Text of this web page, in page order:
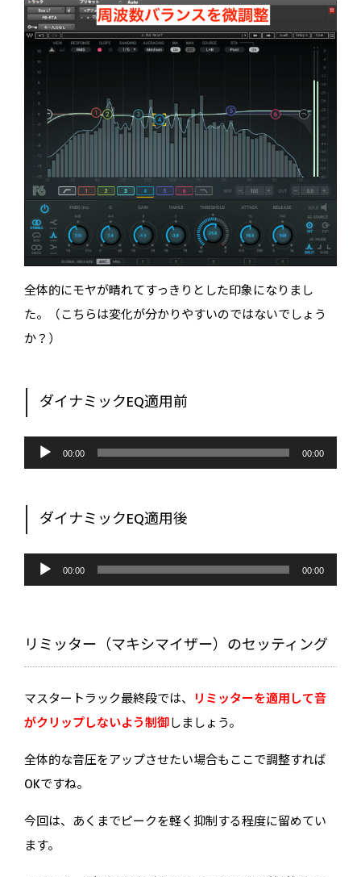
全体的にモヤが晴れてすっきりとした印象になりまし
た。（こちらは変化が分かりやすいのではないでしょう
か？）
ダイナミックEQ適用前
音
プ
ヤ
00:00 00:00
ダイナミックEQ適用後
音
プ
00:00 00:00
リミッター（マキシマイザー）のセッティング
マスタートラック最終段では、 リミッターを適用して音
がクリップしないよう制御しましょう。
全体的な音圧をアップさせたい場合もここで調整すれば
OKですね。
今回は、あくまでピークを軽く抑制する程度に留めてい
ます。